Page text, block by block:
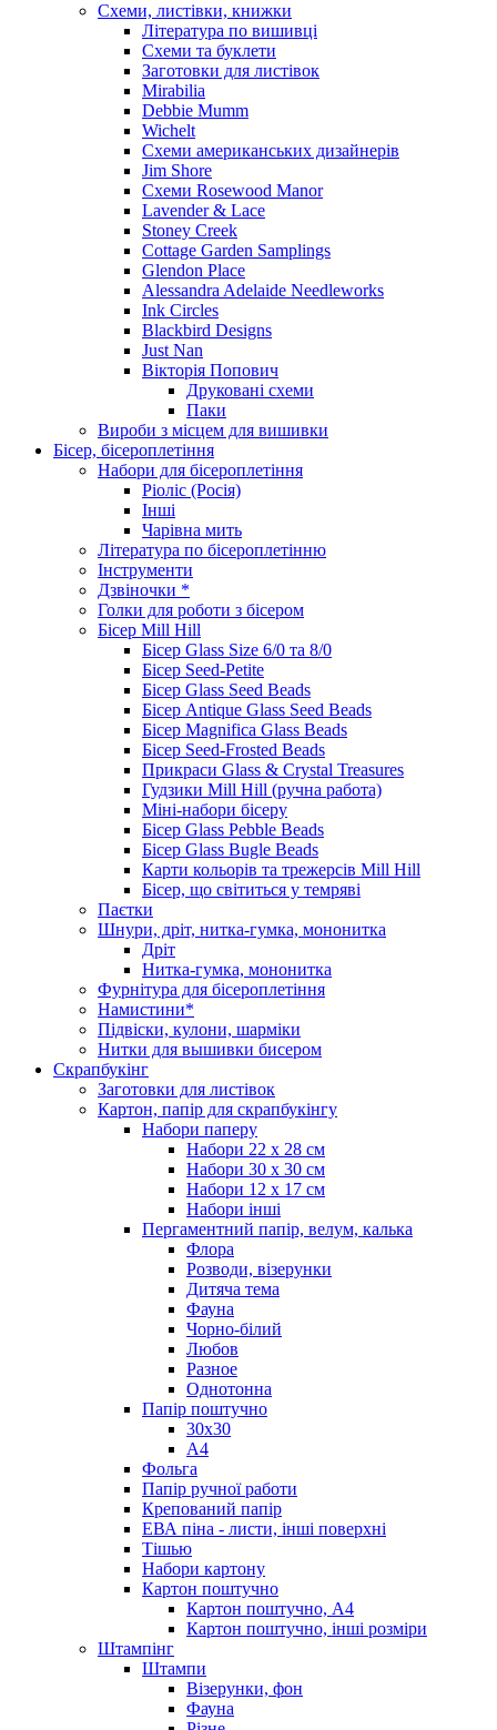
Схеми, листівки, книжки
Література по вишивці
Схеми та буклети
Заготовки для листівок
Mirabilia
Debbie Mumm
Wichelt
Схеми американських дизайнерів
Jim Shore
Cхеми Rosewood Manor
Lavender & Lace
Stoney Creek
Cottage Garden Samplings
Glendon Place
Alessandra Adelaide Needleworks
Ink Circles
Blackbird Designs
Just Nan
Вікторія Попович
Друковані схеми
Паки
Вироби з місцем для вишивки
Бісер, бісероплетіння
Набори для бісероплетіння
Ріоліс (Росія)
Інші
Чарівна мить
Література по бісероплетінню
Інструменти
Дзвіночки *
Голки для роботи з бісером
Бісер Mill Hill
Бісер Glass Size 6/0 та 8/0
Бісер Seed-Petite
Бісер Glass Seed Beads
Бісер Antique Glass Seed Beads
Бісер Magnifica Glass Beads
Бісер Seed-Frosted Beads
Прикраси Glass & Crystal Treasures
Гудзики Mill Hill (ручна работа)
Міні-набори бісеру
Бісер Glass Pebble Beads
Бісер Glass Bugle Beads
Карти кольорів та трежерсів Mill Hill
Бісер, що світиться у темряві
Паєтки
Шнури, дріт, нитка-гумка, мононитка
Дріт
Нитка-гумка, мононитка
Фурнітура для бісероплетіння
Намистини*
Підвіски, кулони, шарміки
Нитки для вышивки бисером
Скрапбукінг
Заготовки для листівок
Картон, папір для скрапбукінгу
Набори паперу
Набори 22 х 28 см
Набори 30 х 30 см
Набори 12 х 17 см
Набори інші
Пергаментний папір, велум, калька
Флора
Розводи, візерунки
Дитяча тема
Фауна
Чорно-білий
Любов
Разное
Однотонна
Папір поштучно
30х30
А4
Фольга
Папір ручної работи
Крепований папір
ЕВА піна - листи, інші поверхні
Тішью
Набори картону
Картон поштучно
Картон поштучно, А4
Картон поштучно, інші розміри
Штампінг
Штампи
Візерунки, фон
Фауна